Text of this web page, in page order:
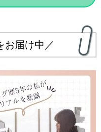
お届け中／